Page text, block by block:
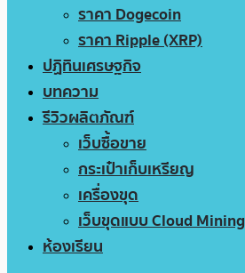
ราคา Dogecoin
ราคา Ripple (XRP)
ปฏิทินเศรษฐกิจ
บทความ
รีวิวผลิตภัณฑ์
เว็บซื้อขาย
กระเป๋าเก็บเหรียญ
เครื่องขุด
เว็บขุดแบบ Cloud Mining
ห้องเรียน